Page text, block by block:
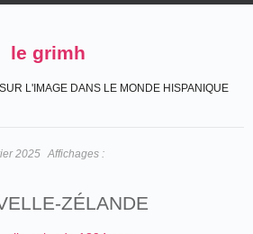
le grimh
L'IMAGE DANS LE MONDE HISPANIQUE
2025 Affichages :
ZÉLANDE